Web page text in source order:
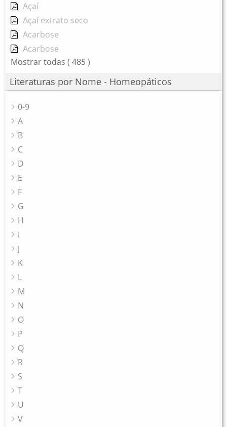
Açaí
Açaí extrato seco
Acarbose
Acarbose
Mostrar todas ( 485 )
Literaturas por Nome - Homeopáticos
0-9
A
B
C
D
E
F
G
H
I
J
K
L
M
N
O
P
Q
R
S
T
U
V